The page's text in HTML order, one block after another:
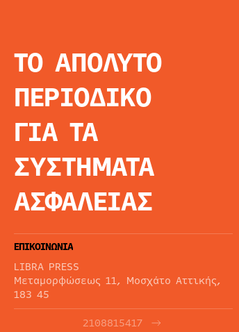
ΤΟ ΑΠΟΛΥΤΟ
ΠΕΡΙΟΔΙΚΟ
ΓΙΑ ΤΑ
ΣΥΣΤΗΜΑΤΑ
ΑΣΦΑΛΕΙΑΣ
ΕΠΙΚΟΙΝΩΝΙΑ
LIBRA PRESS
Μεταμορφώσεως 11, Μοσχάτο Αττικής,
183 45
2108815417